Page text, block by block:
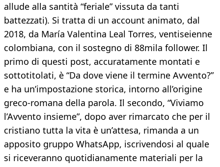
allude alla santità “feriale” vissuta da tanti
battezzati). Si tratta di un account animato, dal
2018, da María Valentina Leal Torres, ventiseienne
colombiana, con il sostegno di 88mila follower. Il
primo di questi post, accuratamente montati e
sottotitolati, è “Da dove viene il termine Avvento?”
e ha un’impostazione storica, intorno all’origine
greco-romana della parola. Il secondo, “Viviamo
l’Avvento insieme”, dopo aver rimarcato che per il
cristiano tutta la vita è un’attesa, rimanda a un
apposito gruppo WhatsApp, iscrivendosi al quale
si riceveranno quotidianamente materiali per la